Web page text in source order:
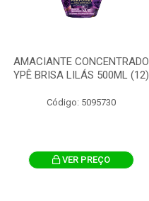
AMACIANTE CONCENTRADO
YPÊ BRISA LILÁS 500ML (12)
Código: 5095730
VER PREÇO